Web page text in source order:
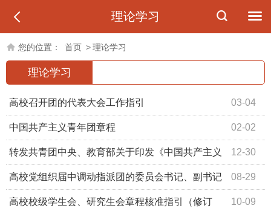
理论学习
您的位置： 首页 >理论学习
理论学习
03-04
高校召开团的代表大会工作指引
02-02
中国共产主义青年团章程
12-30
转发共青团中央、教育部关于印发《中国共产主义
青年团普通高等学校基层组织工作条例》的通知 08-29
高校党组织届中调动指派团的委员会书记、副书记
工作指引（试行） 10-09
高校校级学生会、研究生会章程核准指引（修订